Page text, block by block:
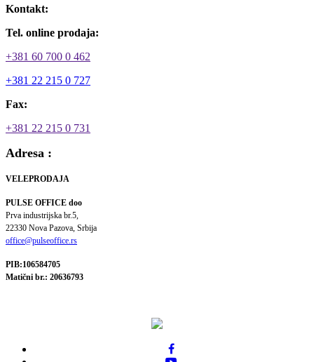
Kontakt:
Tel. online prodaja:
+381 60 700 0 462
+381 22 215 0 727
Fax:
+381 22 215 0 731
Adresa :
VELEPRODAJA
PULSE OFFICE doo
Prva industrijska br.5,
22330 Nova Pazova, Srbija
office@pulseoffice.rs
PIB:106584705
Matični br.: 20636793